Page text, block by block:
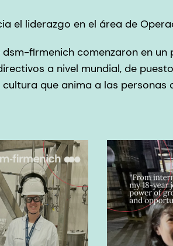
el liderazgo en el área de
firmenich comenzaron en
a nivel mundial, de
que anima a las